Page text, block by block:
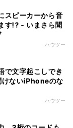
スピーカーから音
す!? - いまさら聞
ハウツー
で文字起こしでき
けないiPhoneのな
ハウツー